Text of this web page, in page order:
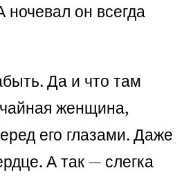
он всегда
Да и что там
женщина,
его глазами. Даже
А так — слегка